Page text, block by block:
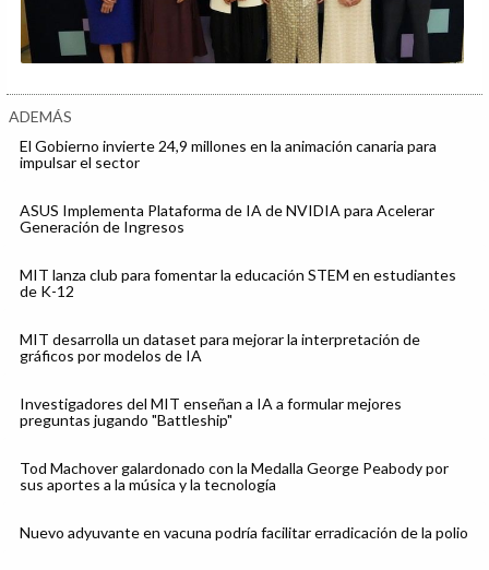
ADEMÁS
El Gobierno invierte 24,9 millones en la animación canaria para
impulsar el sector
ASUS Implementa Plataforma de IA de NVIDIA para Acelerar
Generación de Ingresos
MIT lanza club para fomentar la educación STEM en estudiantes
de K-12
MIT desarrolla un dataset para mejorar la interpretación de
gráficos por modelos de IA
Investigadores del MIT enseñan a IA a formular mejores
preguntas jugando "Battleship"
Tod Machover galardonado con la Medalla George Peabody por
sus aportes a la música y la tecnología
Nuevo adyuvante en vacuna podría facilitar erradicación de la polio